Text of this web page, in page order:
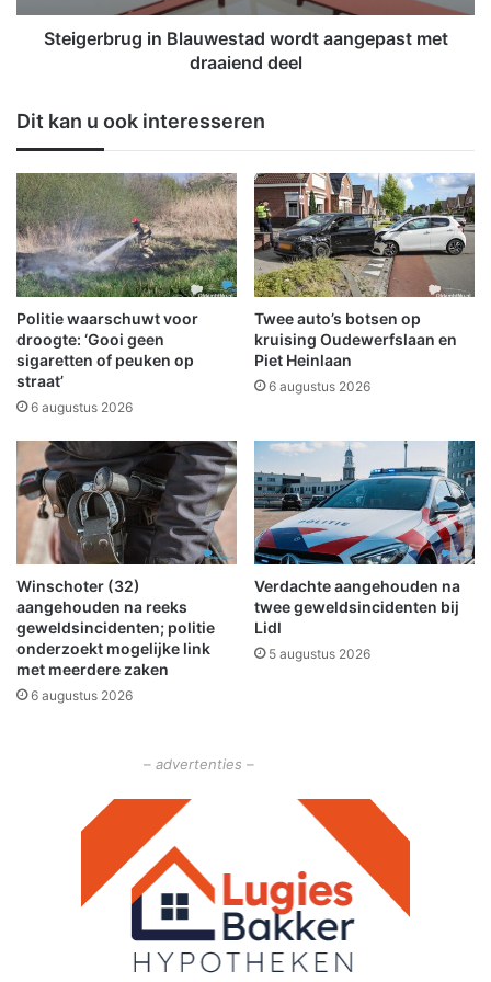
e
n
a
f
h
a
a
l
-
e
n
b
e
g
r
v
i
c
e
r
B
l
a
u
w
e
s
t
a
d
w
o
r
a
a
e
p
a
s
t
m
e
Steigerbrug in Blauwestad wordt aangepast met
draaiend deel
Dit kan u ook interesseren
Politie waarschuwt voor
droogte: ‘Gooi geen
sigaretten of peuken op
straat’
6 augustus 2026
Twee auto’s botsen op
kruising Oudewerfslaan en
Piet Heinlaan
6 augustus 2026
Winschoter (32)
aangehouden na reeks
geweldsincidenten; politie
onderzoekt mogelijke link
met meerdere zaken
6 augustus 2026
Verdachte aangehouden na
twee geweldsincidenten bij
Lidl
5 augustus 2026
– advertenties –